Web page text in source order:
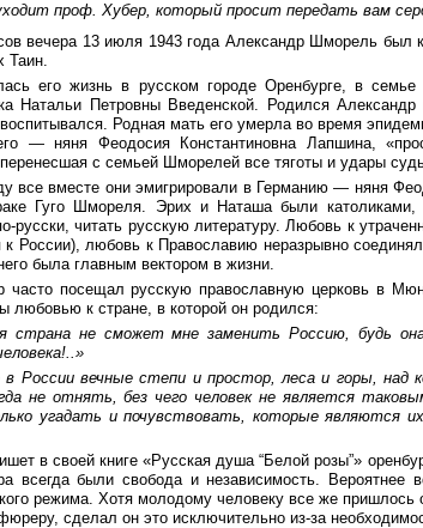
проф. Хубер, который просит передать вам
вечера 13 июля 1943 года Александр Шморель был
Таин.
его жизнь в русском городе Оренбурге, в
Натальи Петровны Введенской. Родился
Родная мать его умерла во время
— няня Феодосия Константиновна Лапшина,
с семьей Шморелей все тяготы и удары
все вместе они эмигрировали в Германию — няня
Гуго Шмореля. Эрих и Наташа были
русски, читать русскую литературу. Любовь к
к России), любовь к Православию неразрывно
была главным вектором в жизни.
часто посещал русскую православную церковь в
любовью к стране, в которой он родился:
страна не сможет мне заменить Россию, будь
России вечные степи и простор, леса и горы, над
не отнять, без чего человек не является
угадать и почувствовать, которые являются
в своей книге «Русская душа “Белой розы”»
всегда были свобода и независимость. Вероятнее
режима. Хотя молодому человеку все же
сделал он это исключительно из-за